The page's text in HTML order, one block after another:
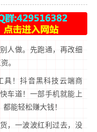
人做。先跑通，再改细
。
具！抖音黑科技云端商
车道！一部手机就能上
能轻松赚大钱！
，一波波红利过去，没